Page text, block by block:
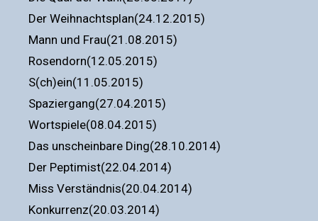
Der Weihnachtsplan(24.12.2015)
Mann und Frau(21.08.2015)
Rosendorn(12.05.2015)
S(ch)ein(11.05.2015)
Spaziergang(27.04.2015)
Wortspiele(08.04.2015)
Das unscheinbare Ding(28.10.2014)
Der Peptimist(22.04.2014)
Miss Verständnis(20.04.2014)
Konkurrenz(20.03.2014)